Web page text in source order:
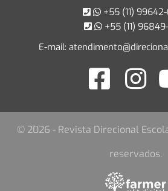
+55 (11)
+55 (11)
E-mail:
© 2026 - Revista Direcional
reservados.